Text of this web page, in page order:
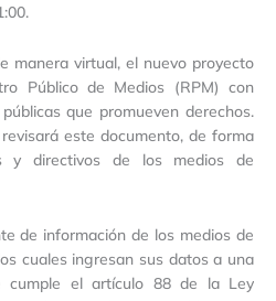
manera virtual, el nuevo proyecto
Público de Medios (RPM) con
que promueven derechos.
este documento, de forma
y directivos de los medios de
de información de los medios de
cuales ingresan sus datos a una
cumple el artículo 88 de la Ley